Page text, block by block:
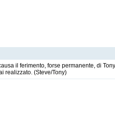
il ferimento, forse permanente, di
realizzato. (Steve/Tony)